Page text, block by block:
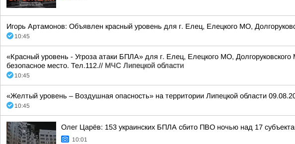
Игорь Артамонов: Объявлен красный уровень для г. Елец, Елецкого МО,
10:45
«Красный уровень - Угроза атаки БПЛА» для г. Елец, Елецкого МО,
безопасное место. Тел.112.// МЧС Липецкой области
10:45
«Желтый уровень – Воздушная опасность» на территории Липецкой области
10:45
Олег Царёв: 153 украинских БПЛА сбито ПВО ночью над 17
10:01